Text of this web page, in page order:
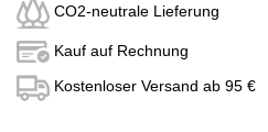
CO2-neutrale Lieferung
Kauf auf Rechnung
Kostenloser Versand ab 95 €